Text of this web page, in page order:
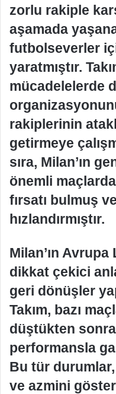
zorlu rakiple
aşamada
futbolseverler
yaratmıştır.
mücadelelerde
rakiplerinin
getirmeye
sıra, Milan’ın
önemli
fırsatı bulmuş
hızlandırmıştır.
Milan’ın
dikkat çekici
geri dönüşler
Takım, bazı
düştükten
performansla
Bu tür durumlar,
ve azmini